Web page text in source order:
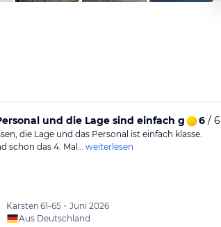
und die Lage sind einfach 6/ 6
die Lage und das Personal ist einfach klasse.
schon das 4. Mal… weiterlesen
Karsten 61-65 • Juni 2026
Aus Deutschland